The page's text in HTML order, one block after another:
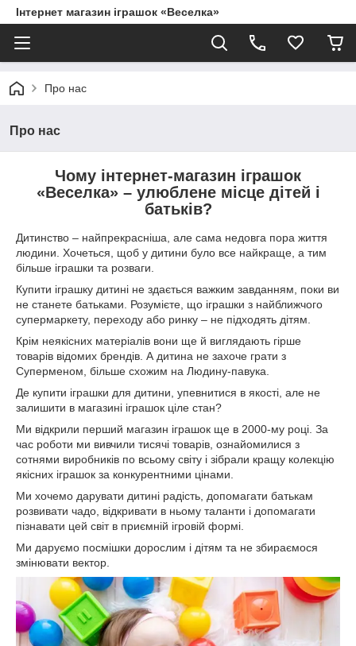
Інтернет магазин іграшок «Веселка»
Про нас
Про нас
Чому інтернет-магазин іграшок
«Веселка» – улюблене місце дітей і
батьків?
Дитинство – найпрекрасніша, але сама недовга пора життя
людини. Хочеться, щоб у дитини було все найкраще, а тим
більше іграшки та розваги.
Купити іграшку дитині не здається важким завданням, поки ви
не станете батьками. Розумієте, що іграшки з найближчого
супермаркету, переходу або ринку – не підходять дітям.
Крім неякісних матеріалів вони ще й виглядають гірше
товарів відомих брендів. А дитина не захоче грати з
Суперменом, більше схожим на Людину-павука.
Де купити іграшки для дитини, упевнитися в якості, але не
залишити в магазині іграшок ціле стан?
Ми відкрили перший магазин іграшок ще в 2000-му році. За
час роботи ми вивчили тисячі товарів, ознайомилися з
сотнями виробників по всьому світу і зібрали кращу колекцію
якісних іграшок за конкурентними цінами.
Ми хочемо дарувати дитині радість, допомагати батькам
розвивати чадо, відкривати в ньому таланти і допомагати
пізнавати цей світ в приємній ігровій формі.
Ми даруємо посмішки дорослим і дітям та не збираємося
змінювати вектор.